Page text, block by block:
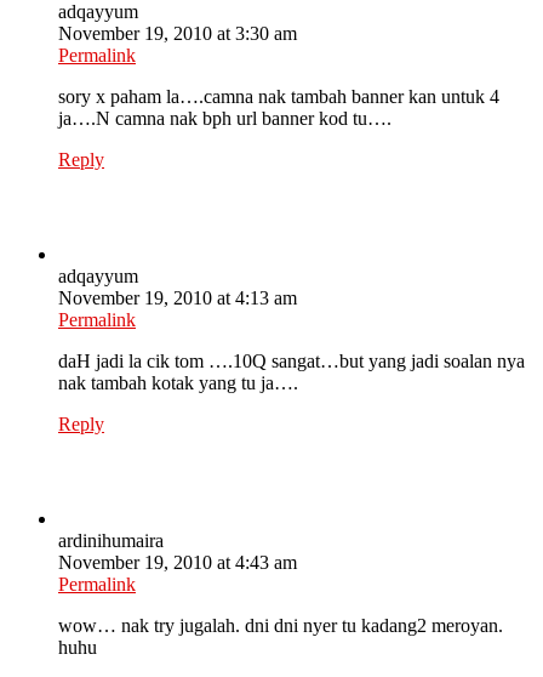
adqayyum
November 19, 2010 at 3:30 am
Permalink
sory x paham la….camna nak tambah banner kan untuk 4
ja….N camna nak bph url banner kod tu….
Reply
adqayyum
November 19, 2010 at 4:13 am
Permalink
daH jadi la cik tom ….10Q sangat…but yang jadi soalan nya
nak tambah kotak yang tu ja….
Reply
ardinihumaira
November 19, 2010 at 4:43 am
Permalink
wow… nak try jugalah. dni dni nyer tu kadang2 meroyan.
huhu